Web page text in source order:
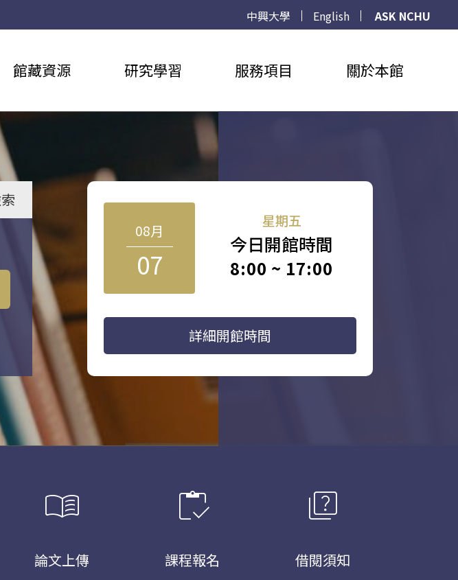
中興大學 English
ASK NCHU
館藏資源 研究學習 服務項目 關於本館
08月
07
星期五
今日開館時間
8:00 ~ 17:00
詳細開館時間
menu_book
論文上傳
inventory
課程報名
quiz
借閱須知